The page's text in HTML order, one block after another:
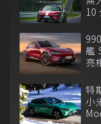
10
艦
亮
特
小